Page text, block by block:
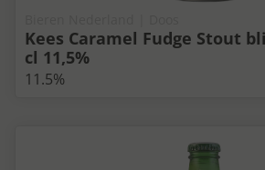
Kees Caramel Fudge Stout
cl 11,5%
11.5%